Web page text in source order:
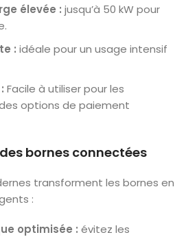
élevée : jusqu’à 50 kW pour
: idéale pour un usage intensif
Facile à utiliser pour les
options de paiement
bornes connectées
transforment les bornes en
:
optimisée : évitez les